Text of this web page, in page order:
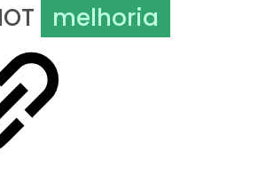
melhoria